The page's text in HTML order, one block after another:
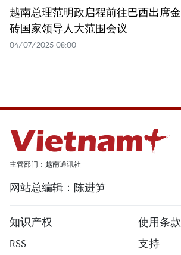
越南总理范明政启程前往巴西出席金
砖国家领导人大范围会议
04/07/2025 08:00
主管部门：越南通讯社
网站总编辑：陈进笋
知识产权
使用条款
RSS
支持